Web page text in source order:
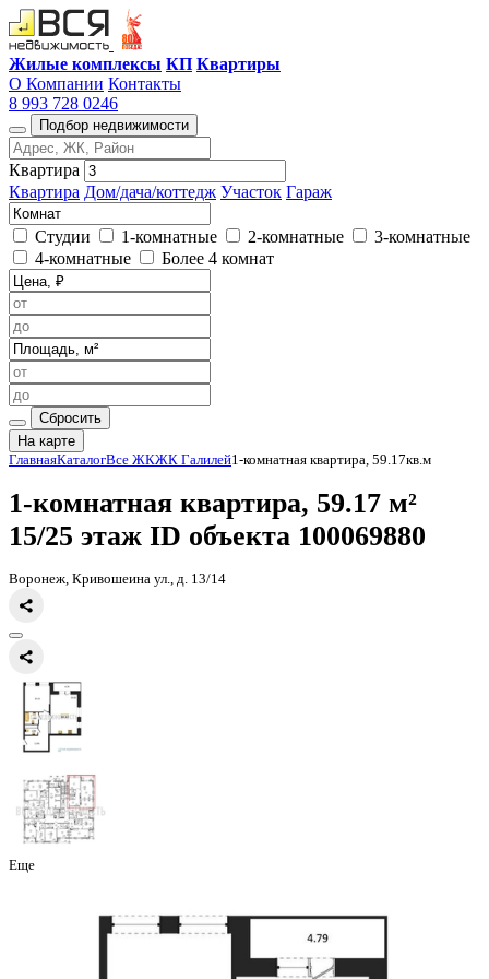
Жилые комплексы КП Квартиры
О Компании Контакты
8 993 728 0246
Подбор недвижимости
Квартира
Квартира Дом/дача/коттедж Участок Гараж
Студии 1-комнатные 2-комнатные
3-комнатные
4-комнатные
Более 4 комнат
Сбросить
На карте
Главная КаталогВсе ЖКЖК Галилей
1-комнатная квартира, 59.17
15/25 этаж
Воронеж, Кривошеина ул., д. 13/14